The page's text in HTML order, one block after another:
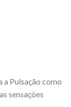
Pulsação como
sensações